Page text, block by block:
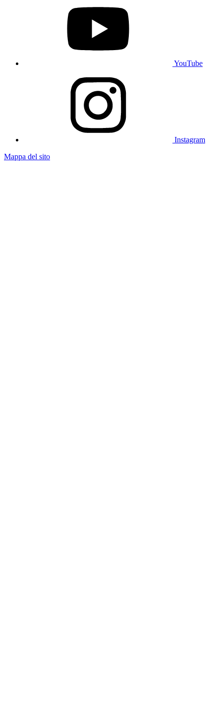
YouTube
Instagram
Mappa del sito